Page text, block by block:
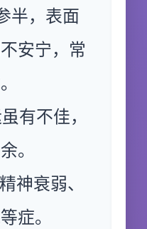
半，表面
安宁，常
有不佳，
。
神衰弱、
症。